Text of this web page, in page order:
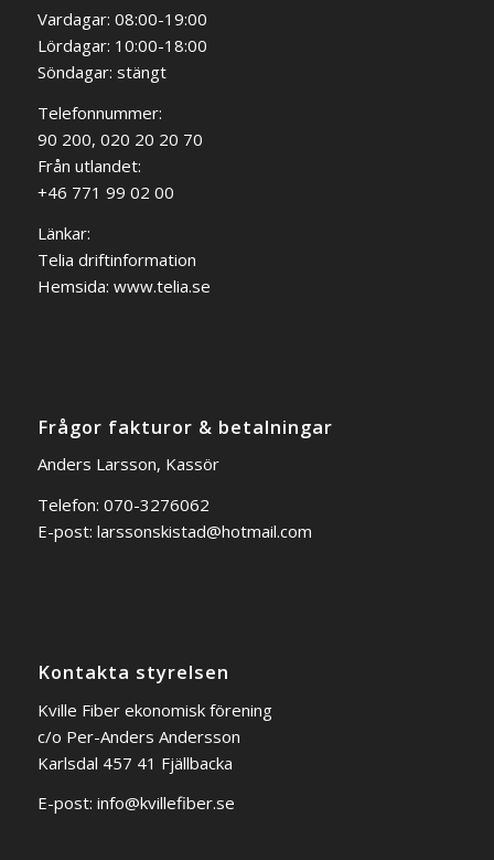
Vardagar: 08:00-19:00
Lördagar: 10:00-18:00
Söndagar: stängt
Telefonnummer:
90 200, 020 20 20 70
Från utlandet:
+46 771 99 02 00
Länkar:
Telia driftinformation
Hemsida: www.telia.se
Frågor fakturor & betalningar
Anders Larsson, Kassör
Telefon: 070-3276062
E-post: larssonskistad@hotmail.com
Kontakta styrelsen
Kville Fiber ekonomisk förening
c/o Per-Anders Andersson
Karlsdal 457 41 Fjällbacka
E-post: info@kvillefiber.se